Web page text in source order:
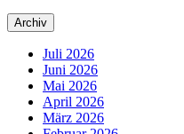
Archiv
Juli 2026
Juni 2026
Mai 2026
April 2026
März 2026